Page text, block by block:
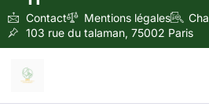
Contact Mentions légales
103 rue du talaman, 75002 Paris